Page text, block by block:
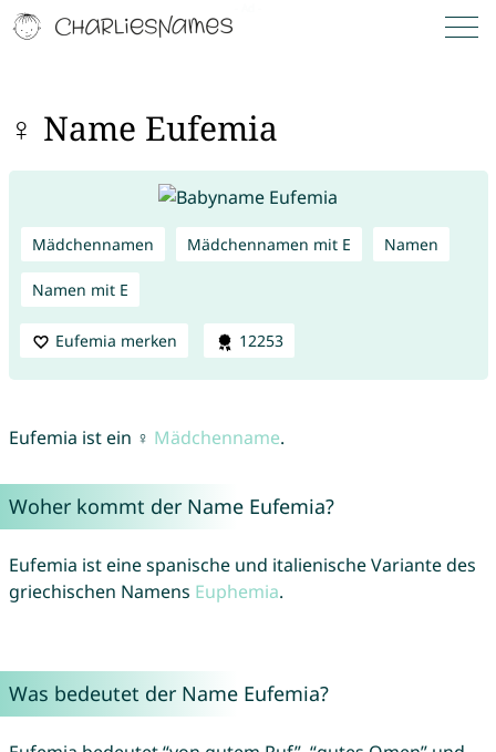
♀ Name Eufemia
Mädchennamen Mädchennamen mit E Namen
Namen mit E
Eufemia merken 12253
Eufemia ist ein ♀ Mädchenname.
Woher kommt der Name Eufemia?
Eufemia ist eine spanische und italienische Variante des
griechischen Namens Euphemia.
Was bedeutet der Name Eufemia?